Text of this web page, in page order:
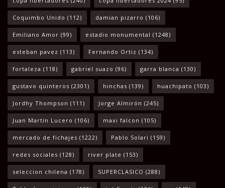
Coquimbo Unido (112) damian pizarro (106)
Emiliano Amor (99) estadio monumental (1248)
esteban pavez (113) Fernando Ortiz (134)
fortaleza (118) gabriel suazo (96) garra blanca (130)
gustavo quinteros (2301) hinchas (139) huachipato (103)
Jordhy Thompson (111) Jorge Almirón (245)
Juan Martín Lucero (106) maxi falcon (105)
mercado de fichajes (1222) Pablo Solari (159)
redes sociales (128) river plate (153)
seleccion chilena (178) SUPERCLASICO (288)